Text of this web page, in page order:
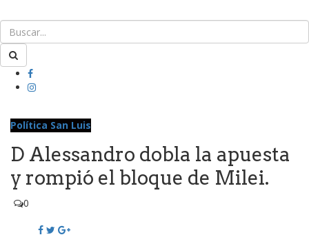
Política San Luis
D Alessandro dobla la apuesta
y rompió el bloque de Milei.
0